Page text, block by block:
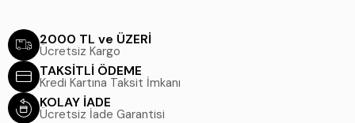
2000 TL ve ÜZERİ
Ücretsiz Kargo
TAKSİTLİ ÖDEME
Kredi Kartına Taksit İmkanı
KOLAY İADE
Ücretsiz İade Garantisi